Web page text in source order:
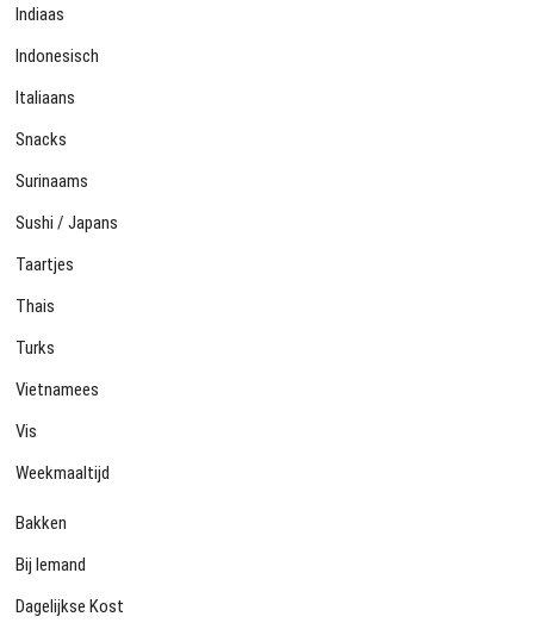
Indiaas
Indonesisch
Italiaans
Snacks
Surinaams
Sushi / Japans
Taartjes
Thais
Turks
Vietnamees
Vis
Weekmaaltijd
Bakken
Bij Iemand
Dagelijkse Kost